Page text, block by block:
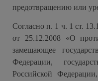
предотвращению или
Согласно п. 1 ч. 1 ст.
от 25.12.2008 «О
замещающее
Федерации,
Российской